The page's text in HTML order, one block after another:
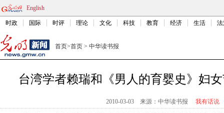
English
时政 国际 时评 理论 文化 科技 教育 经济 生活
首页>首页 > 中华读书报
台湾学者赖瑞和《男人的育婴史》妇
2010-03-03 来源：中华读书报 我有话说